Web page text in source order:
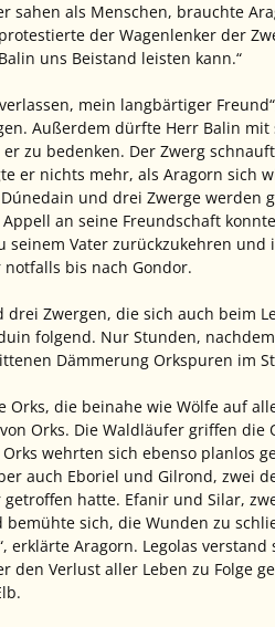
sahen als Menschen, brauchte
der Wagenlenker der
uns Beistand leisten kann.“
mein langbärtiger
Außerdem dürfte Herr Balin
zu bedenken. Der Zwerg
er nichts mehr, als Aragorn sich
und drei Zwerge
an seine Freundschaft
Vater zurückzukehren
bis nach Gondor.
Zwergen, die sich auch beim
folgend. Nur Stunden,
Dämmerung Orkspuren im
die beinahe wie Wölfe auf
Orks. Die Waldläufer griffen
wehrten sich ebenso planlos
auch Eboriel und Gilrond, zwei
hatte. Efanir und Silar,
sich, die Wunden zu
erklärte Aragorn. Legolas
den Verlust aller Leben zu Folge